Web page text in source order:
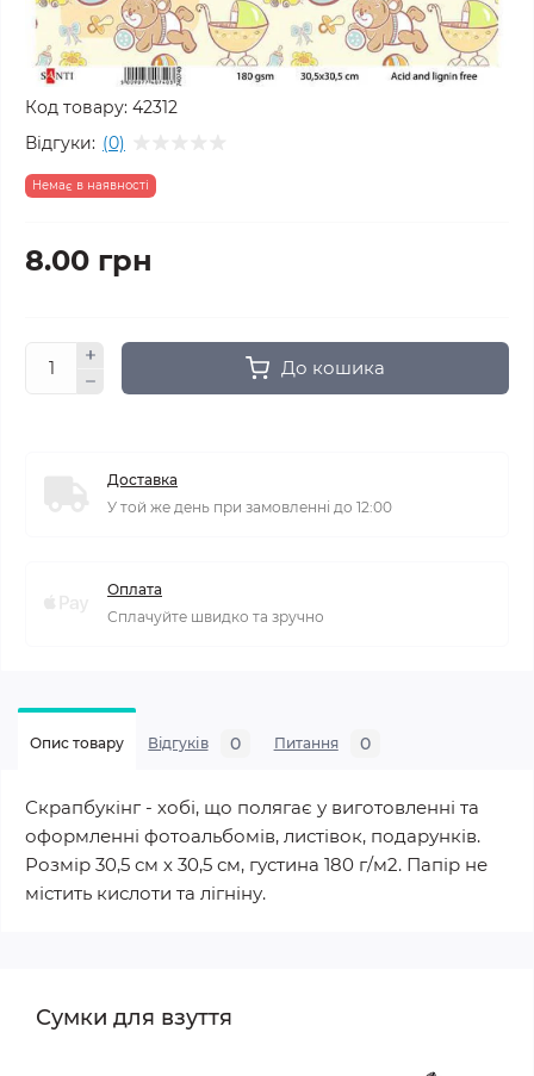
Код товару: 42312
Відгуки: (0)
Немає в наявності
8.00 грн
До кошика
Доставка
У той же день при замовленні до 12:00
Оплата
Сплачуйте швидко та зручно
Опис товару Відгуків 0 Питання 0
Скрапбукінг - хобі, що полягає у виготовленні та
оформленні фотоальбомів, листівок, подарунків.
Розмір 30,5 см х 30,5 см, густина 180 г/м2. Папір не
містить кислоти та лігніну.
Сумки для взуття